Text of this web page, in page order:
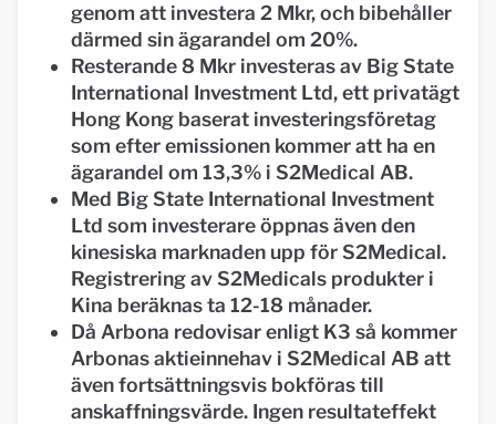
genom att investera 2 Mkr, och bibehåller
därmed sin ägarandel om 20%.
Resterande 8 Mkr investeras av Big State
International Investment Ltd, ett privatägt
Hong Kong baserat investeringsföretag
som efter emissionen kommer att ha en
ägarandel om 13,3% i S2Medical AB.
Med Big State International Investment
Ltd som investerare öppnas även den
kinesiska marknaden upp för S2Medical.
Registrering av S2Medicals produkter i
Kina beräknas ta 12-18 månader.
Då Arbona redovisar enligt K3 så kommer
Arbonas aktieinnehav i S2Medical AB att
även fortsättningsvis bokföras till
anskaffningsvärde. Ingen resultateffekt